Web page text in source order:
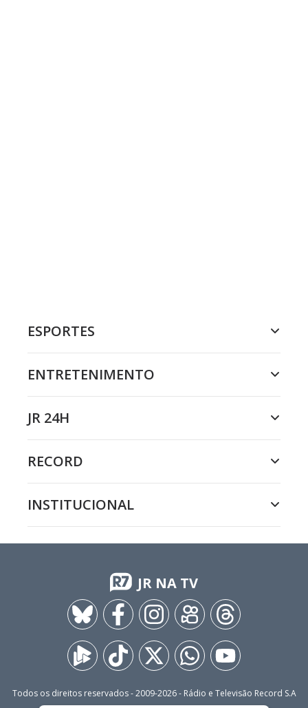
ESPORTES
ENTRETENIMENTO
JR 24H
RECORD
INSTITUCIONAL
JR NA TV
Todos os direitos reservados - 2009-2026- Rádio e Televisão Record S.A